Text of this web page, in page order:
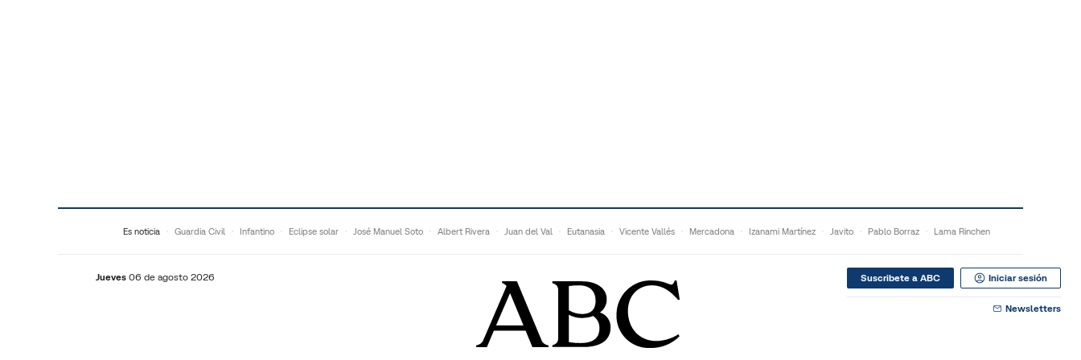
Es noticia Guardia Civil Infantino Eclipse solar José Manuel Soto Albert Rivera Juan del Val Eutanasia Vicente Vallés Mercadona Izanami Martínez Javito Pablo Borraz Lama Rinchen
Jueves 06 de agosto 2026 Suscribete a ABC Iniciar sesión
Newsletters